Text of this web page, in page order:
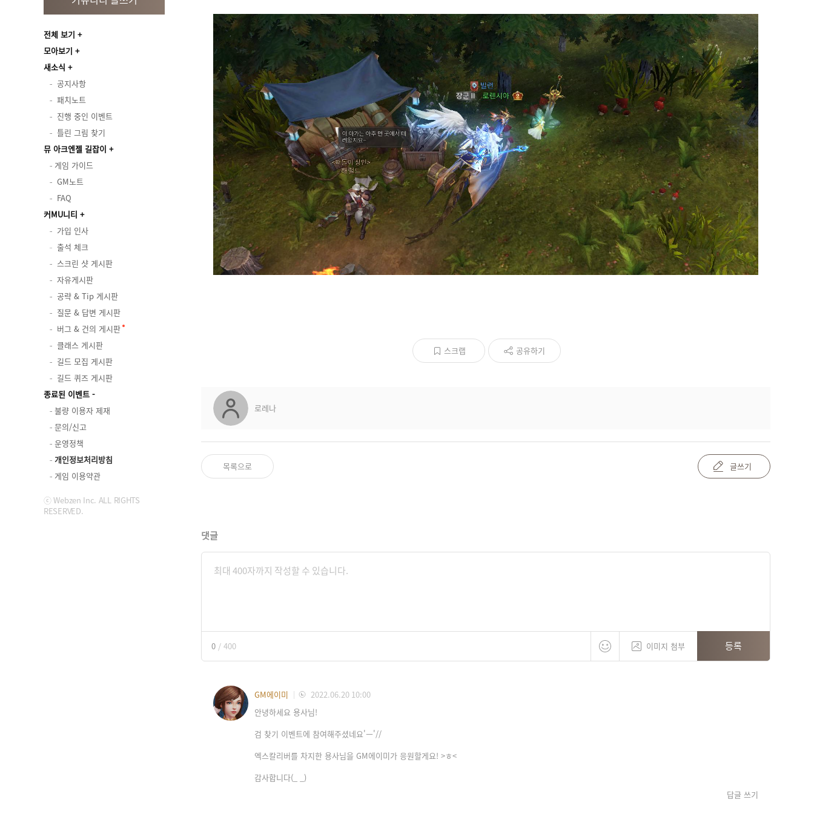
전체 보기
모아보기
새소식
공지사항
패치노트
진행 중인 이벤트
틀린 그림 찾기
뮤 아크엔젤 길잡이
게임 가이드
GM노트
FAQ
커MU니티
가입 인사
출석 체크
스크린 샷 게시판
자유게시판
공략 & Tip 게시판
질문 & 답변 게시판
버그 & 건의 게시판
클래스 게시판
길드 모집 게시판
길드 퀴즈 게시판
종료된 이벤트
불량 이용자 제재
문의/신고
운영정책
개인정보처리방침
게임 이용약관
ⓒ Webzen Inc. ALL RIGHTS
RESERVED.
스크랩 공유하기
로레나
목록으로 글쓰기
댓글
0 / 400 이미지 첨부 등록
GM에이미
2022.06.20 10:00
안녕하세요 용사님!
검 찾기 이벤트에 참여해주셨네요'ㅡ'//
엑스칼리버를 차지한 용사님을 GM에이미가 응원할게요! >ㅎ<
감사합니다(_ _)
답글 쓰기